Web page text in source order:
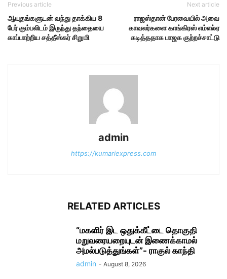
Previous article
ஆயுதங்களுடன் வந்து தாக்கிய 8
பேர் கும்பலிடம் இருந்து தந்தையை
காப்பாற்றிய சத்தீஸ்கர் சிறுமி
Next article
ராஜஸ்தான் பேரவையில் அவை
காவலர்களை காங்கிரஸ் எம்எல்ஏ
கடித்ததாக பாஜக குற்றச்சாட்டு
admin
https://kumariexpress.com
RELATED ARTICLES
“மகளிர் இட ஒதுக்கீட்டை தொகுதி
மறுவரையறையுடன் இணைக்காமல்
அமல்படுத்துங்கள்”- ராகுல் காந்தி
admin - August 8, 2026